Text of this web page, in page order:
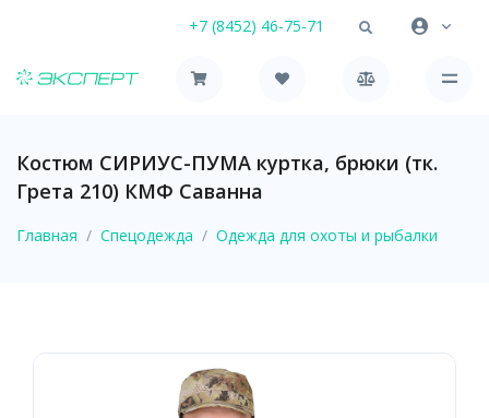
+7 (8452) 46-75-71
Костюм СИРИУС-ПУМА куртка, брюки (тк.
Грета 210) КМФ Саванна
Главная Спецодежда Одежда для охоты и рыбалки